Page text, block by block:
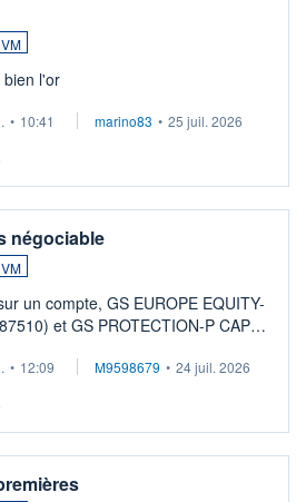
bien l'or
• 10:41 marino83 • 25 juil. 2026
négociable
un compte, GS EUROPE EQUITY-
et GS PROTECTION-P CAP
on me signale ...
• 12:09 M9598679 • 24 juil. 2026